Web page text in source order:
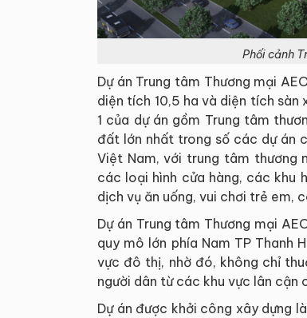
Phối cảnh
Dự án Trung tâm Thương mại
diện tích 10,5 ha và diện tích
1 của dự án gồm Trung tâm
đất lớn nhất trong số các dự án
Việt Nam, với trung tâm thương
các loại hình cửa hàng, các khu
dịch vụ ăn uống, vui chơi trẻ em,
Dự án Trung tâm Thương mại
quy mô lớn phía Nam TP Thanh
vực đô thị, nhờ đó, không chỉ
người dân từ các khu vực lân
Dự án được khởi công xây dựng